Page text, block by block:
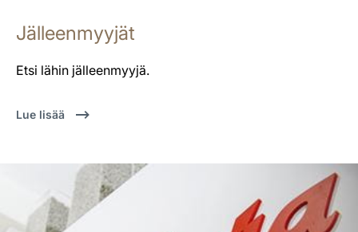
Jälleenmyyjät
Etsi lähin jälleenmyyjä.
Lue lisää